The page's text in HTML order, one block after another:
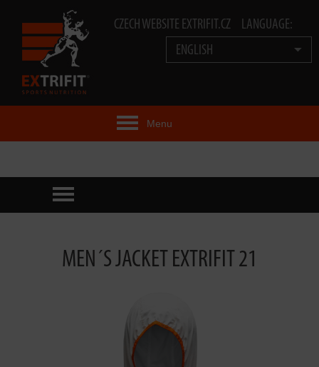
CZECH WEBSITE EXTRIFIT.CZ
LANGUAGE:
ENGLISH
Menu
PRODUCTS
EXTRIFIT® TEAMMEN´S JACKET EXTRIFIT 21